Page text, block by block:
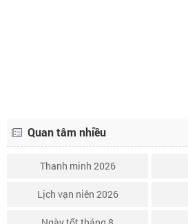
Quan tâm nhiều
Thanh minh 2026
Lịch vạn niên 2026